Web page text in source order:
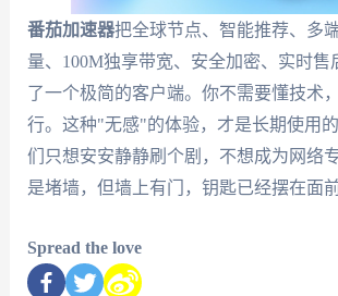
番茄加速器把全球节点、智能推荐、多
量、100M独享带宽、安全加密、实时售
了一个极简的客户端。你不需要懂技术
行。这种"无感"的体验，才是长期使用
们只想安安静静刷个剧，不想成为网络
是堵墙，但墙上有门，钥匙已经摆在面前
Spread the love